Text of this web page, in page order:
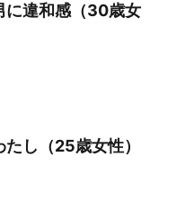
に違和感（30歳女
し（25歳女性）